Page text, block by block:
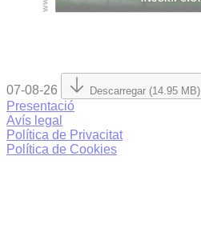
07-08-26 Descarregar (14.95 MB)
Presentació
Avís legal
Política de Privacitat
Política de Cookies